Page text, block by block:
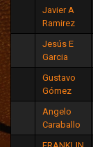
Javier A
Ramirez
Jesús E
Garcia
Gustavo
Gómez
Angelo
Caraballo